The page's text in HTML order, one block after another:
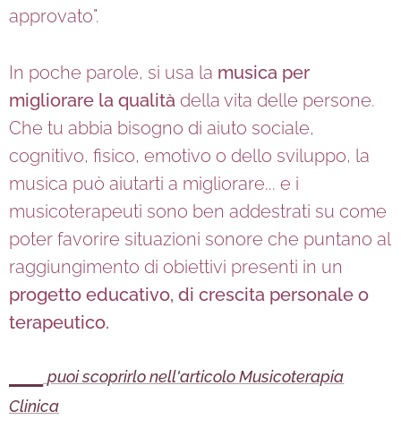
approvato".
In poche parole, si usa la musica per
migliorare la qualità della vita delle persone.
Che tu abbia bisogno di aiuto sociale,
cognitivo, fisico, emotivo o dello sviluppo, la
musica può aiutarti a migliorare... e i
musicoterapeuti sono ben addestrati su come
poter favorire situazioni sonore che puntano al
raggiungimento di obiettivi presenti in un
progetto educativo, di crescita personale o
terapeutico.
puoi scoprirlo nell'articolo Musicoterapia
Clinica